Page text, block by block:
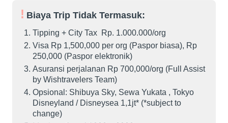
Biaya Trip Tidak Termasuk:
Tipping + City Tax Rp. 1.000.000/org
Visa Rp 1,500,000 per org (Paspor biasa), Rp
250,000 (Paspor elektronik)
Asuransi perjalanan Rp 700,000/org (Full Assist
by Wishtravelers Team)
Opsional: Shibuya Sky, Sewa Yukata , Tokyo
Disneyland / Disneysea 1,1jt* (*subject to
change)